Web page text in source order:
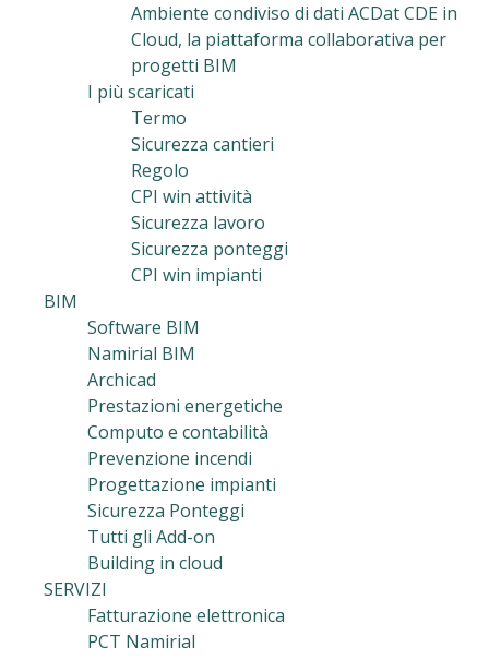
Ambiente condiviso di dati ACDat CDE in
Cloud, la piattaforma collaborativa per
progetti BIM
I più scaricati
Termo
Sicurezza cantieri
Regolo
CPI win attività
Sicurezza lavoro
Sicurezza ponteggi
CPI win impianti
BIM
Software BIM
Namirial BIM
Archicad
Prestazioni energetiche
Computo e contabilità
Prevenzione incendi
Progettazione impianti
Sicurezza Ponteggi
Tutti gli Add-on
Building in cloud
SERVIZI
Fatturazione elettronica
PCT Namirial